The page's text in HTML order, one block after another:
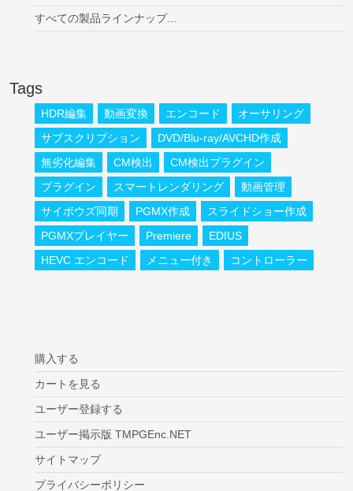
すべての製品ラインナップ...
Tags
HDR編集 動画変換 エンコード
オーサリング
サブスクリプション
DVD/Blu-ray/AVCHD作成
無劣化編集
CM検出
CM検出プラグイン
プラグイン
スマートレンダリング
動画管理
サイボウズ同期
PGMX作成
スライドショー作成
PGMXプレイヤー
Premiere
EDIUS
HEVC エンコード
メニュー付き コントローラー
購入する
カートを見る
ユーザー登録する
ユーザー掲示版 TMPGEnc.NET
サイトマップ
プライバシーポリシー